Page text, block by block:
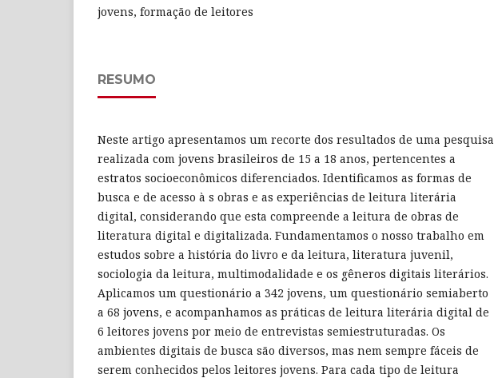
jovens, formação de leitores
RESUMO
Neste artigo apresentamos um recorte dos resultados de uma pesquisa
realizada com jovens brasileiros de 15 a 18 anos, pertencentes a
estratos socioeconômicos diferenciados. Identificamos as formas de
busca e de acesso à s obras e as experiências de leitura literária
digital, considerando que esta compreende a leitura de obras de
literatura digital e digitalizada. Fundamentamos o nosso trabalho em
estudos sobre a história do livro e da leitura, literatura juvenil,
sociologia da leitura, multimodalidade e os gêneros digitais literários.
Aplicamos um questionário a 342 jovens, um questionário semiaberto
a 68 jovens, e acompanhamos as práticas de leitura literária digital de
6 leitores jovens por meio de entrevistas semiestruturadas. Os
ambientes digitais de busca são diversos, mas nem sempre fáceis de
serem conhecidos pelos leitores jovens. Para cada tipo de leitura